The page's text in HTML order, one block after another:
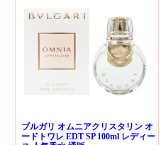
ブルガリ オムニアクリスタリン オ
ードトワレ EDT SP 100ml レディー